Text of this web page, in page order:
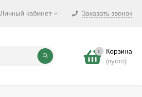
Личный кабинет Заказать звонок
0 Корзина
(пусто)